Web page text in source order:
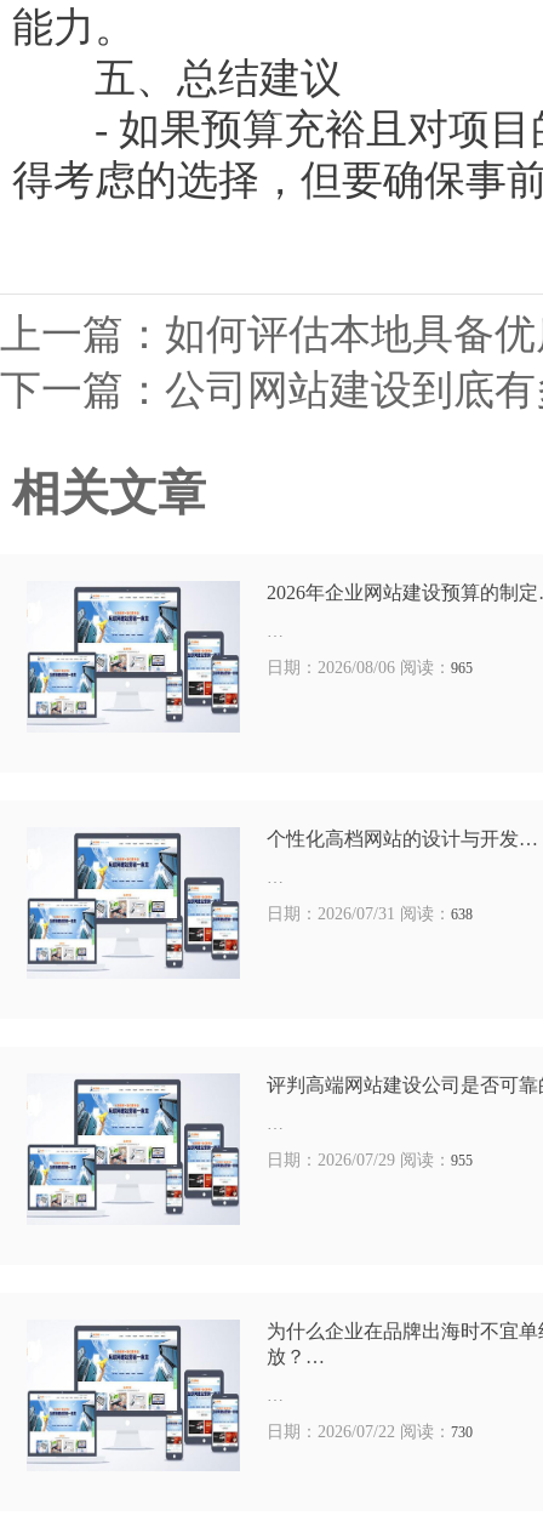
能力。
五、总结建议
- 如果预算充裕且对项目
得考虑的选择，但要确保事
上一篇： 如何评估本地具备
下一篇： 公司网站建设到底
相关文章
2026年企业网站建设预算的制
…
日期：2026/08/06 阅读： 965
个性化高档网站的设计与开发…
…
日期：2026/07/31 阅读： 638
评判高端网站建设公司是否可
…
日期：2026/07/29 阅读： 955
为什么企业在品牌出海时不宜
放？…
…
日期：2026/07/22 阅读： 730